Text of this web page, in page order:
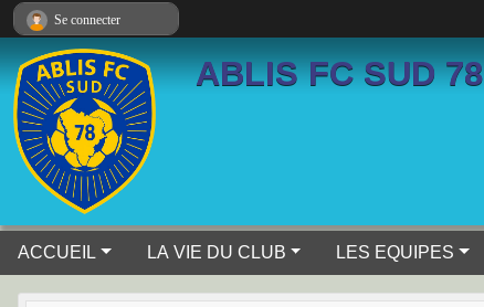
ABLIS FC SUD 78
ACCUEIL LA VIE DU CLUB LES EQUIPES
Se connecter
Panneau de gestion des cookies